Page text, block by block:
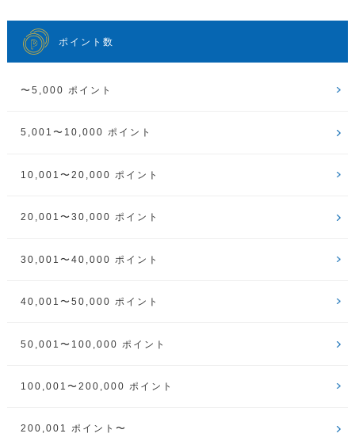
ポイント数
〜5,000 ポイント
5,001〜10,000 ポイント
10,001〜20,000 ポイント
20,001〜30,000 ポイント
30,001〜40,000 ポイント
40,001〜50,000 ポイント
50,001〜100,000 ポイント
100,001〜200,000 ポイント
200,001 ポイント〜